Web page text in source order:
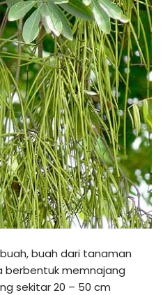
buah dari tanaman
berbentuk memnajang
sekitar 20 – 50 cm